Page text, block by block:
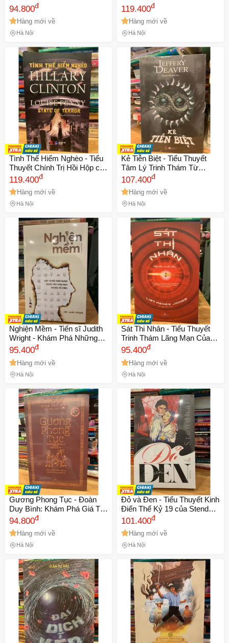
Nghiên Cứu Lịch Sử Qua Tư
Liệu Mới - Tài Liệu Quan
Trọng Việt Nam
94.800đ
Hàng mới về
Hà Nội
Quân Hoàng - Phân Tích Sâu
Sắc Về Thịnh Vượng Bền
Vững
119.400đ
Hàng mới về
Hà Nội
Tình Thế Hiểm Nghèo - Tiểu
Thuyết Chính Trị Hồi Hộp của
Hillary Clinton và Louise
Penny - Khám Phá Âm Mưu
Toàn Cầu
119.400đ
Hàng mới về
Hà Nội
Kẻ Tiễn Biệt - Tiểu Thuyết
Tâm Lý Trinh Thám Từ
Jeffery Deaver - Hành Trình
Những Bí Mật Đen Tối Trong
Giáo Phái Osiris
107.400đ
Hàng mới về
Hà Nội
Nghiện Mềm - Tiến sĩ Judith
Wright - Khám Phá Những
Thói Quen Lặp Lại Bí Mật
Bào Mòn Cuộc Sống Và Giải
Quyết Vấn Đề Tâm Lý
95.400đ
Hàng mới về
Hà Nội
Sát Thi Nhân - Tiểu Thuyết
Trinh Thám Lãng Mạn Của
Lisa Renee Jones Về Nghệ
Thuật Và Tội Ác - Cuộc Săn
Lùng Kẻ Sát Nhân Bí Ẩn
95.400đ
Hàng mới về
Hà Nội
Gương Phong Tục - Đoàn
Duy Bình: Khám Phá Giá Trị
Văn Hóa và Phong Tục
Truyền Thống Việt Nam
94.800đ
Hàng mới về
Hà Nội
Đỏ và Đen - Tiểu Thuyết Kinh
Điển Thế Kỷ 19 của Stendhal
về Tâm Lý và Xã Hội Pháp
Hậu Napoleon
101.400đ
Hàng mới về
Hà Nội